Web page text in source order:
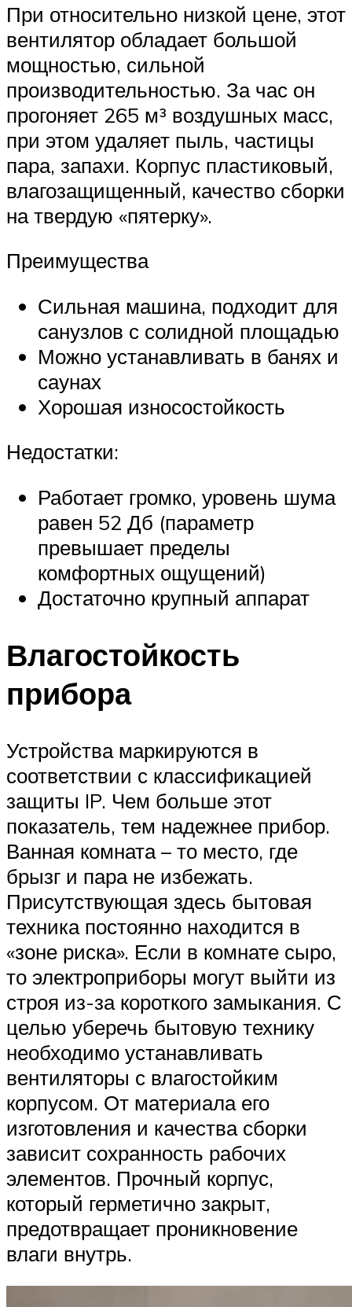
При относительно низкой цене, этот
вентилятор обладает большой
мощностью, сильной
производительностью. За час он
прогоняет 265 м³ воздушных масс,
при этом удаляет пыль, частицы
пара, запахи. Корпус пластиковый,
влагозащищенный, качество сборки
на твердую «пятерку».
Преимущества
Сильная машина, подходит для
санузлов с солидной площадью
Можно устанавливать в банях и
саунах
Хорошая износостойкость
Недостатки:
Работает громко, уровень шума
равен 52 Дб (параметр
превышает пределы
комфортных ощущений)
Достаточно крупный аппарат
Влагостойкость
прибора
Устройства маркируются в
соответствии с классификацией
защиты IP. Чем больше этот
показатель, тем надежнее прибор.
Ванная комната – то место, где
брызг и пара не избежать.
Присутствующая здесь бытовая
техника постоянно находится в
«зоне риска». Если в комнате сыро,
то электроприборы могут выйти из
строя из-за короткого замыкания. С
целью уберечь бытовую технику
необходимо устанавливать
вентиляторы с влагостойким
корпусом. От материала его
изготовления и качества сборки
зависит сохранность рабочих
элементов. Прочный корпус,
который герметично закрыт,
предотвращает проникновение
влаги внутрь.